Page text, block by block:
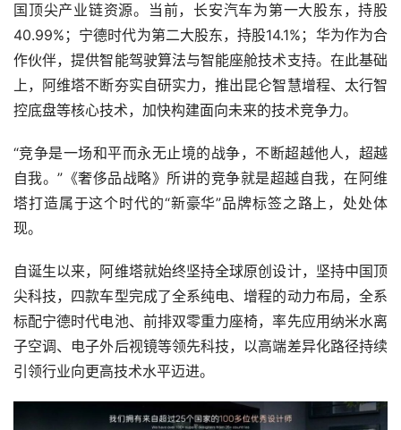
国顶尖产业链资源。当前，长安汽车为第一大股东，持股
40.99%；宁德时代为第二大股东，持股14.1%；华为作为合
作伙伴，提供智能驾驶算法与智能座舱技术支持。在此基础
上，阿维塔不断夯实自研实力，推出昆仑智慧增程、太行智
控底盘等核心技术，加快构建面向未来的技术竞争力。
“竞争是一场和平而永无止境的战争，不断超越他人，超越
自我。”《奢侈品战略》所讲的竞争就是超越自我，在阿维
塔打造属于这个时代的“新豪华”品牌标签之路上，处处体
现。
自诞生以来，阿维塔就始终坚持全球原创设计，坚持中国顶
尖科技，四款车型完成了全系纯电、增程的动力布局，全系
标配宁德时代电池、前排双零重力座椅，率先应用纳米水离
子空调、电子外后视镜等领先科技，以高端差异化路径持续
引领行业向更高技术水平迈进。